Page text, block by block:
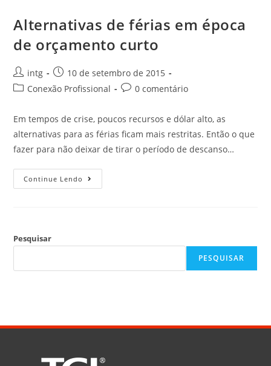
Alternativas de férias em época
de orçamento curto
intg
10 de setembro de 2015
Conexão Profissional
0 comentário
Em tempos de crise, poucos recursos e dólar alto, as
alternativas para as férias ficam mais restritas. Então o que
fazer para não deixar de tirar o período de descanso…
Continue Lendo
Pesquisar
PESQUISAR